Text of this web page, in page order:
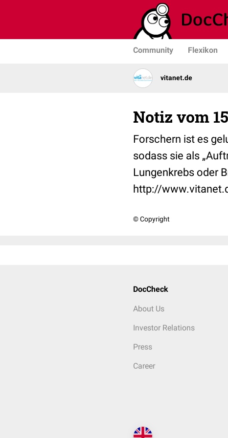
Community Flexikon
vitanet.de
Notiz vom
Forschern ist es
sodass sie als
‪Lungenkrebs‬ oder
http://
© Copyright
DocCheck
About Us
Investor Relations
Press
Career